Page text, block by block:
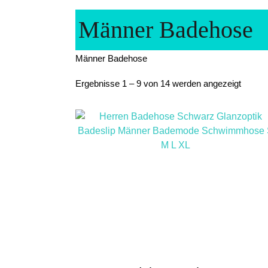
Männer Badehose
Männer Badehose
Ergebnisse 1 – 9 von 14 werden angezeigtNach
sortiert